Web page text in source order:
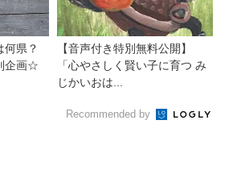
何県？
企画☆
【音声付き特別無料公開】
「心やさしく賢い子に育つ み
じかいおは...
Recommended by